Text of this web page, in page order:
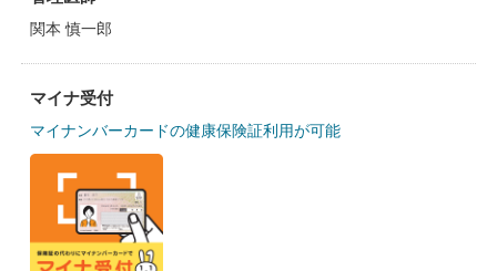
関本 慎一郎
マイナ受付
マイナンバーカードの健康保険証利用が可能